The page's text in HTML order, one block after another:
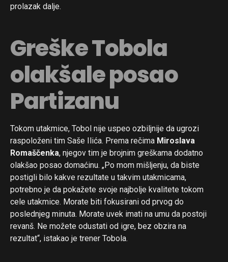
prolazak dalje.
Greške Tobola
olakšale posao
Partizanu
Tokom utakmice, Tobol nije uspeo ozbiljnije da ugrozi
raspoloženi tim Saše Ilića. Prema rečima Miroslava
Romaščenka, njegov tim je brojnim greškama dodatno
olakšao posao domaćinu. „Po mom mišljenju, da biste
postigli bilo kakve rezultate u takvim utakmicama,
potrebno je da pokažete svoje najbolje kvalitete tokom
cele utakmice. Morate biti fokusirani od prvog do
poslednjeg minuta. Morate uvek imati na umu da postoji
revanš. Ne možete odustati od igre, bez obzira na
rezultat“, istakao je trener Tobola.